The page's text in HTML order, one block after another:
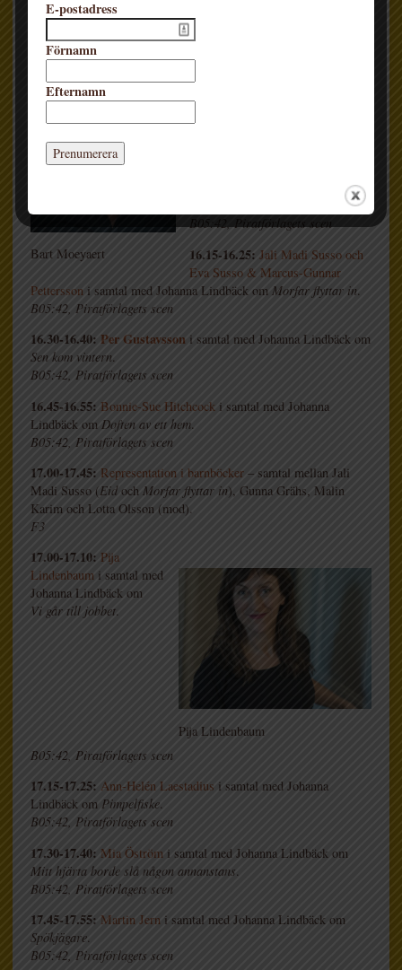
Morgans kafé.
B05:42, Piratförlagets scen
Bart Moeyaert
samtal med Erik Titusson om
Kärleken vi inte förstår
Alla är ledsna nuförtiden
B05:42, Piratförlagets scen
16.15-16.25: Jali Madi Susso och
Eva Susso & Marcus-Gunnar
Pettersson i samtal med Johanna Lindbäck omMorfar flyttar in.
B05:42, Piratförlagets scen
16.30-16.40:Per Gustavsson i samtal med Johanna Lindbäck om
Sen kom vintern.
B05:42, Piratförlagets scen
16.45-16.55:Bonnie-Sue Hitchcock i samtal med Johanna
Lindbäck om Doften av ett hem.
B05:42, Piratförlagets scen
17.00-17.45: Representation i barnböcker – samtal mellan Jali
Madi Susso (Eid ochMorfar flyttar in), Gunna Grähs, Malin
Karim och Lotta Olsson (mod).
F3
Pija Lindenbaum
17.00-17.10:Pija
Lindenbaum i samtal med
Johanna Lindbäck om
Vi går till jobbet.
B05:42, Piratförlagets scen
17.15-17.25: Ann-Helén Laestadius i samtal med Johanna
Lindbäck om Pimpelfiske.
B05:42, Piratförlagets scen
17.30-17.40:Mia Öström i samtal med Johanna Lindbäck om
Mitt hjärta borde slå någon annanstans.
B05:42, Piratförlagets scen
17.45-17.55:Martin Jern i samtal med Johanna Lindbäck om
Spökjägare.
B05:42, Piratförlagets scen
E-postadress
Förnamn
Efternamn